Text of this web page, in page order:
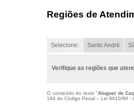
Regiões de
Selecione: Santo André
Verifique as regiões que
O conteúdo do texto "Aluguel de
184 do Código Penal – Lei 9610/98 -